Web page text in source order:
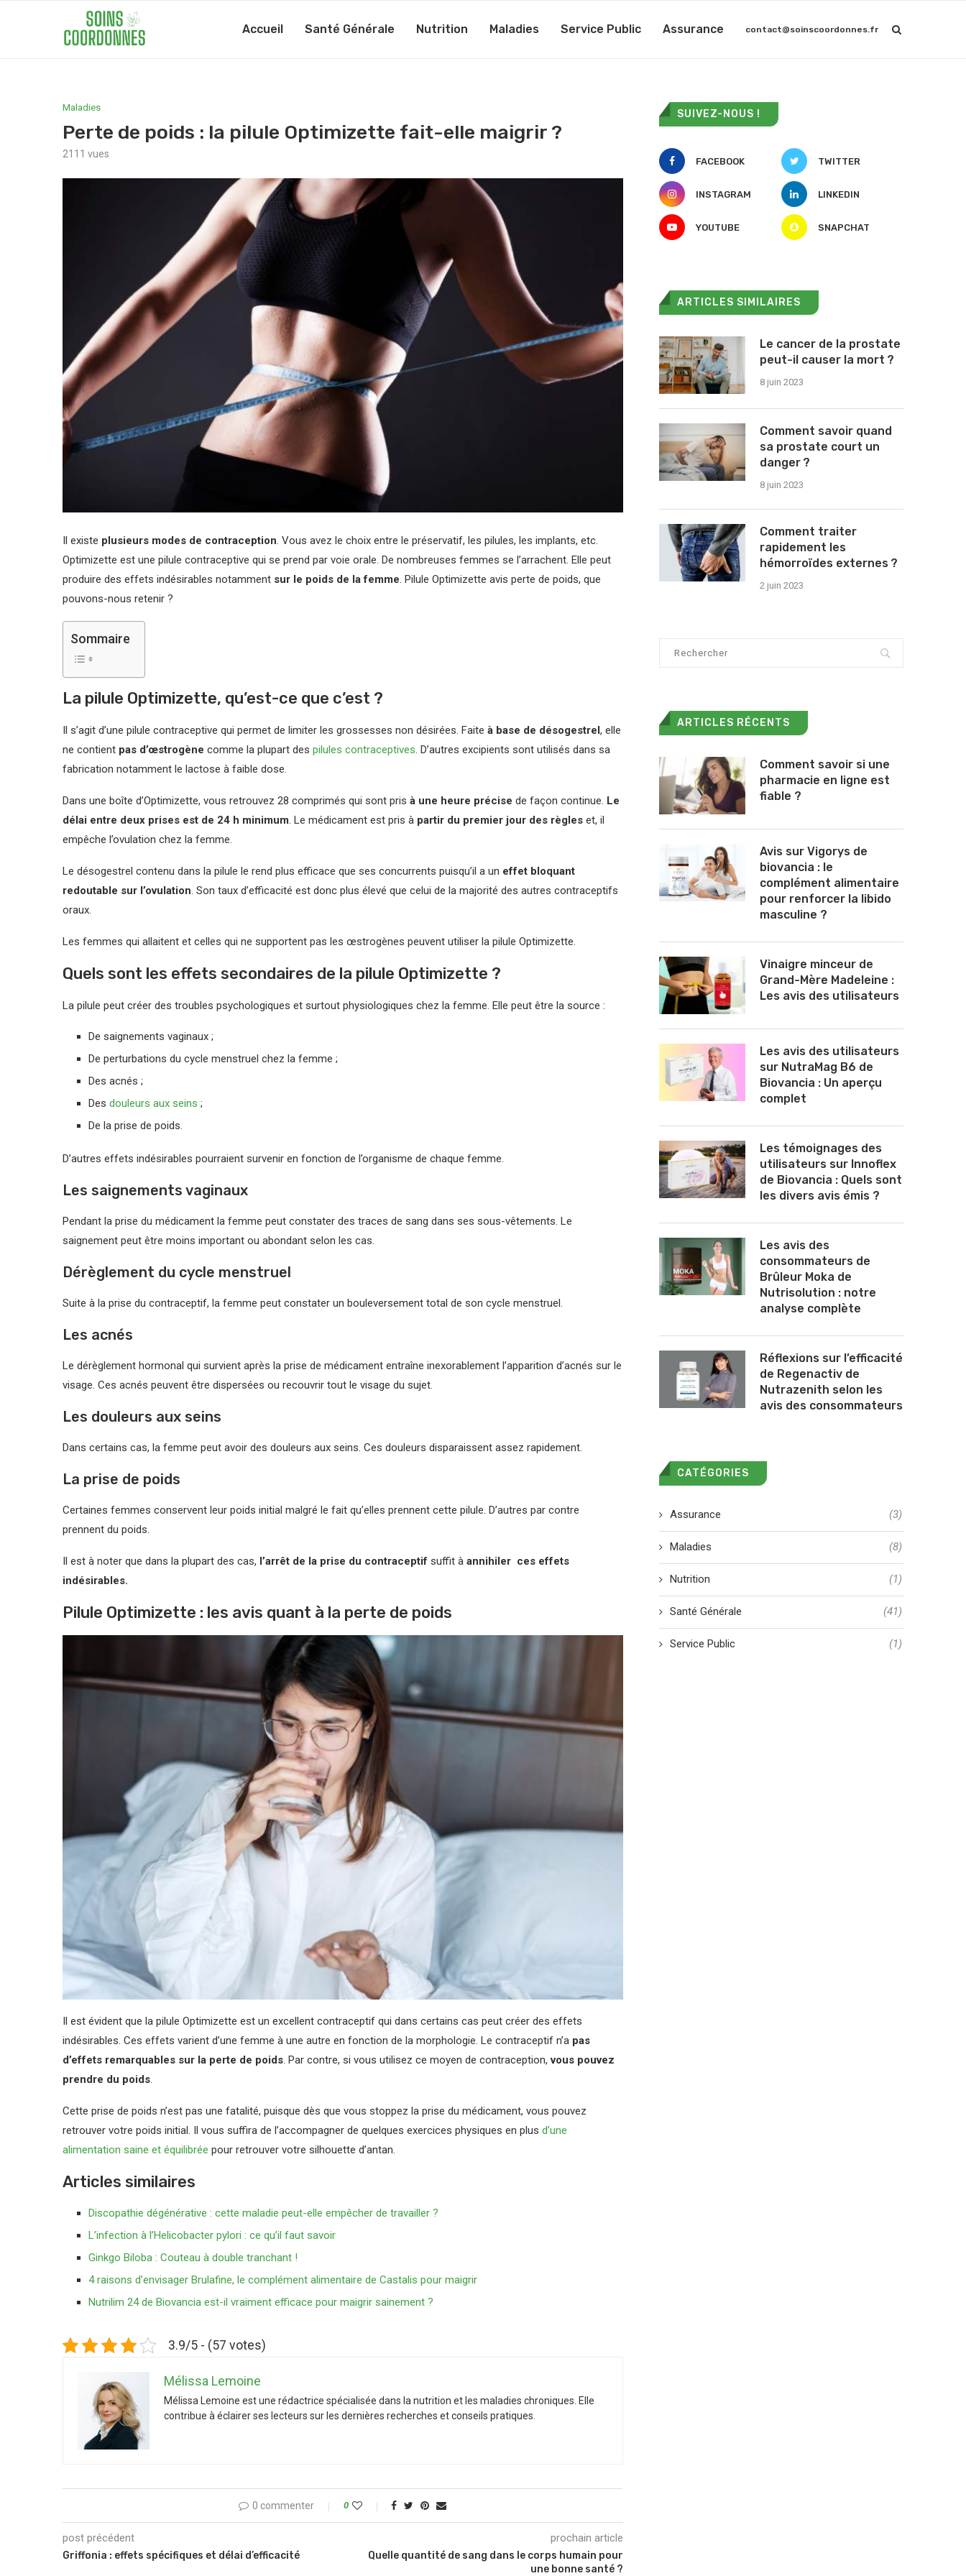
Accueil Santé Générale Nutrition Maladies Service Public Assurance contact@soinscoordonnes.fr
Maladies
Perte de poids : la pilule Optimizette fait-elle maigrir ?
2111 vues
Il existe plusieurs modes de contraception. Vous avez le choix entre le préservatif, les pilules, les implants, etc.
Optimizette est une pilule contraceptive qui se prend par voie orale. De nombreuses femmes se l’arrachent. Elle peut
produire des effets indésirables notamment sur le poids de la femme. Pilule Optimizette avis perte de poids, que
pouvons-nous retenir ?
Sommaire
La pilule Optimizette, qu’est-ce que c’est ?
Il s’agit d’une pilule contraceptive qui permet de limiter les grossesses non désirées. Faite à base de désogestrel, elle
ne contient pas d’œstrogène comme la plupart des pilules contraceptives. D’autres excipients sont utilisés dans sa
fabrication notamment le lactose à faible dose.
Dans une boîte d’Optimizette, vous retrouvez 28 comprimés qui sont pris à une heure précise de façon continue. Le
délai entre deux prises est de 24 h minimum. Le médicament est pris à partir du premier jour des règles et, il
empêche l’ovulation chez la femme.
Le désogestrel contenu dans la pilule le rend plus efficace que ses concurrents puisqu’il a un effet bloquant
redoutable sur l’ovulation. Son taux d’efficacité est donc plus élevé que celui de la majorité des autres contraceptifs
oraux.
Les femmes qui allaitent et celles qui ne supportent pas les œstrogènes peuvent utiliser la pilule Optimizette.
Quels sont les effets secondaires de la pilule Optimizette ?
La pilule peut créer des troubles psychologiques et surtout physiologiques chez la femme. Elle peut être la source :
De saignements vaginaux ;
De perturbations du cycle menstruel chez la femme ;
Des acnés ;
Des douleurs aux seins ;
De la prise de poids.
D’autres effets indésirables pourraient survenir en fonction de l’organisme de chaque femme.
Les saignements vaginaux
Pendant la prise du médicament la femme peut constater des traces de sang dans ses sous-vêtements. Le
saignement peut être moins important ou abondant selon les cas.
Dérèglement du cycle menstruel
Suite à la prise du contraceptif, la femme peut constater un bouleversement total de son cycle menstruel.
Les acnés
Le dérèglement hormonal qui survient après la prise de médicament entraîne inexorablement l’apparition d’acnés sur le
visage. Ces acnés peuvent être dispersées ou recouvrir tout le visage du sujet.
Les douleurs aux seins
Dans certains cas, la femme peut avoir des douleurs aux seins. Ces douleurs disparaissent assez rapidement.
La prise de poids
Certaines femmes conservent leur poids initial malgré le fait qu’elles prennent cette pilule. D’autres par contre
prennent du poids.
Il est à noter que dans la plupart des cas, l’arrêt de la prise du contraceptif suffit à annihiler ces effets
indésirables.
Pilule Optimizette : les avis quant à la perte de poids
Il est évident que la pilule Optimizette est un excellent contraceptif qui dans certains cas peut créer des effets
indésirables. Ces effets varient d’une femme à une autre en fonction de la morphologie. Le contraceptif n’a pas
d’effets remarquables sur la perte de poids . Par contre, si vous utilisez ce moyen de contraception,vous pouvez
prendre du poids
Cette prise de poids n’est pas une fatalité, puisque dès que vous stoppez la prise du médicament, vous pouvez
retrouver votre poids initial. Il vous suffira de l’accompagner de quelques exercices physiques en plus d’une
alimentation saine et équilibrée pour retrouver votre silhouette d’antan.
Articles similaires
Discopathie dégénérative : cette maladie peut-elle empêcher de travailler ?
L’infection à l’Helicobacter pylori : ce qu’il faut savoir
Ginkgo Biloba : Couteau à double tranchant !
4 raisons d’envisager Brulafine, le complément alimentaire de Castalis pour maigrir
Nutrilim 24 de Biovancia est-il vraiment efficace pour maigrir sainement ?
3.9/5 - (57 votes)
Mélissa Lemoine
Mélissa Lemoine est une rédactrice spécialisée dans la nutrition et les maladies chroniques. Elle
contribue à éclairer ses lecteurs sur les dernières recherches et conseils pratiques.
0 commenter 0
post précédent
Griffonia : effets spécifiques et délai d’efficacité
prochain article
Quelle quantité de sang dans le corps humain pour
une bonne santé ?
SUIVEZ-NOUS !
FACEBOOK TWITTER
INSTAGRAM LINKEDIN
YOUTUBE SNAPCHAT
ARTICLES SIMILAIRES
Le cancer de la prostate
peut-il causer la mort ?
8 juin 2023
Comment savoir quand
sa prostate court un
danger ?
8 juin 2023
Comment traiter
rapidement les
hémorroïdes externes ?
2 juin 2023
ARTICLES RÉCENTS
Comment savoir si une
pharmacie en ligne est
fiable ?
Avis sur Vigorys de
biovancia : le
complément alimentaire
pour renforcer la libido
masculine ?
Vinaigre minceur de
Grand-Mère Madeleine :
Les avis des utilisateurs
Les avis des utilisateurs
sur NutraMag B6 de
Biovancia : Un aperçu
complet
Les témoignages des
utilisateurs sur Innoflex
de Biovancia : Quels sont
les divers avis émis ?
Les avis des
consommateurs de
Brûleur Moka de
Nutrisolution : notre
analyse complète
Réflexions sur l’efficacité
de Regenactiv de
Nutrazenith selon les
avis des consommateurs
CATÉGORIES
Assurance (3)
Maladies (8)
Nutrition (1)
Santé Générale (41)
Service Public (1)